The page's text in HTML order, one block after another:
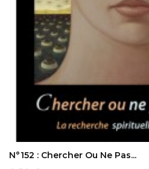
AJOUTER AU PANIER
N°152 : Chercher Ou Ne Pas...